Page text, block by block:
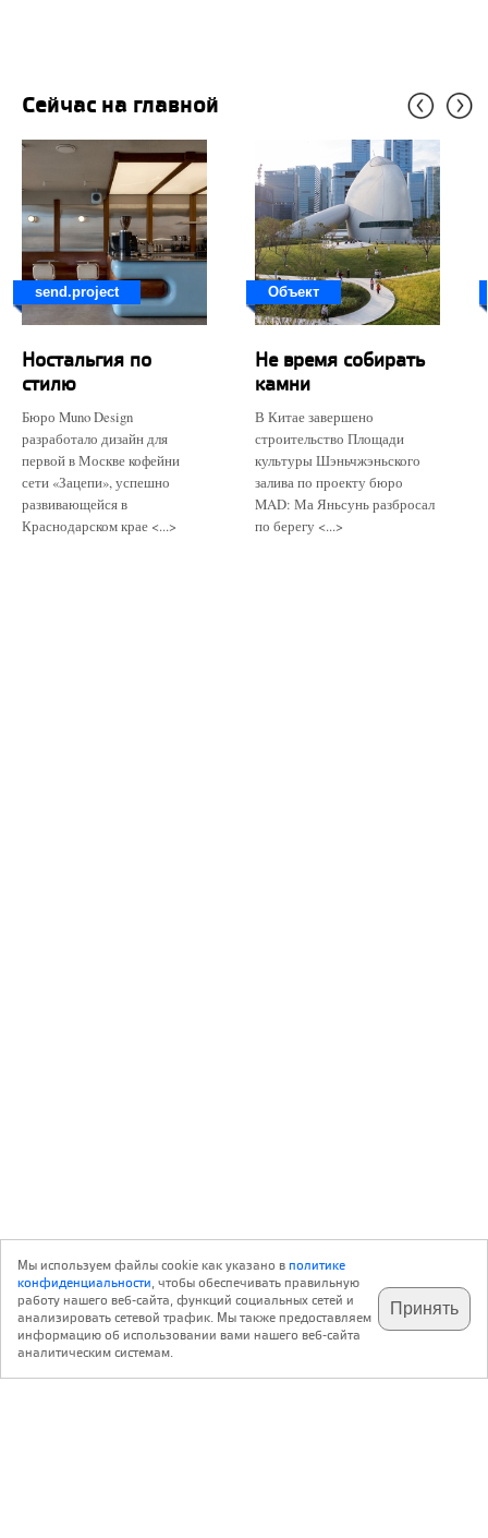
Сейчас на главной
send.project
Ностальгия по
стилю
Бюро Muno Design
разработало дизайн для
первой в Москве кофейни
сети «Зацепи», успешно
развивающейся в
Краснодарском крае <...>
Объект
Не время собирать
камни
В Китае завершено
строительство Площади
культуры Шэньчжэньского
залива по проекту бюро
MAD: Ма Яньсунь разбросал
по берегу <...>
подпишитесь на наш
телеграм @archi_ru
✕
с 20 июля 1999 г.
Мы используем файлы cookie как указано вполитике
конфиденциальности, чтобы обеспечивать правильную
работу нашего веб-сайта, функций социальных сетей и
анализировать сетевой трафик. Мы также предоставляем
информацию об использовании вами нашего веб-сайта
аналитическим системам.
Принять